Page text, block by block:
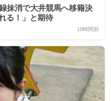
抹消で大井競馬へ移籍決
る！」と期待
10時間前